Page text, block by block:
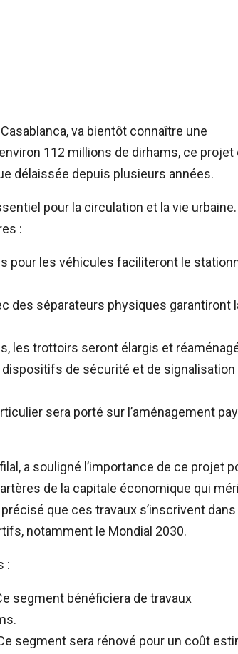
va bientôt connaître une
112 millions de dirhams, ce projet
délaissée depuis plusieurs années.
pour la circulation et la vie urbaine.
:
pour les véhicules faciliteront le
des séparateurs physiques garantiront
les trottoirs seront élargis et
de sécurité et de
sera porté sur l’aménagement
a souligné l’importance de ce projet
de la capitale économique qui
que ces travaux s’inscrivent
notamment le Mondial 2030.
:
segment bénéficiera de travaux
segment sera rénové pour un coût